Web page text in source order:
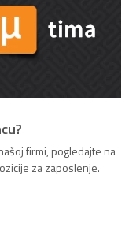
firmi, pogledajte na
za zaposlenje.